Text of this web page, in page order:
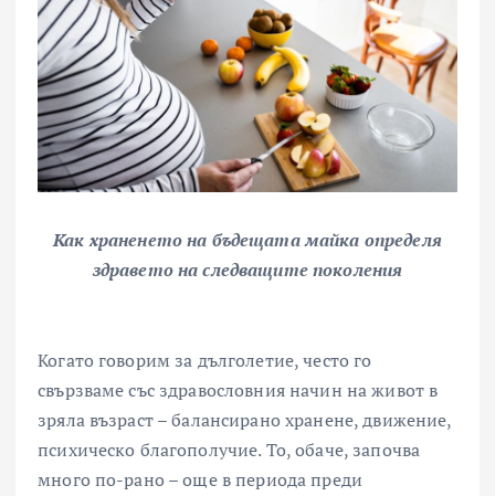
Как храненето на бъдещата майка определя
здравето на следващите поколения
Когато говорим за дълголетие, често го
свързваме със здравословния начин на живот в
зряла възраст – балансирано хранене, движение,
психическо благополучие. То, обаче, започва
много по-рано – още в периода преди